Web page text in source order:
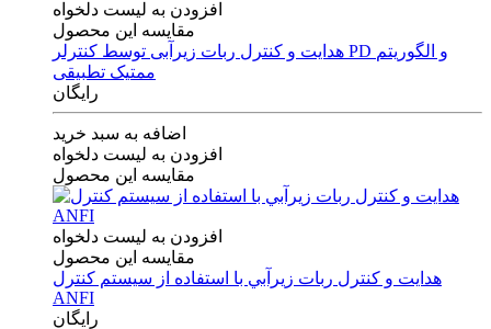
افزودن به لیست دلخواه
مقایسه این محصول
هدایت و کنترل ربات زیرآبی توسط کنترلر PD و الگوریتم
ممتیک تطبیقی
رایگان
اضافه به سبد خرید
افزودن به لیست دلخواه
مقایسه این محصول
افزودن به لیست دلخواه
مقایسه این محصول
هدايت و كنترل ربات زيرآبي با استفاده از سيستم كنترل
ANFI
رایگان